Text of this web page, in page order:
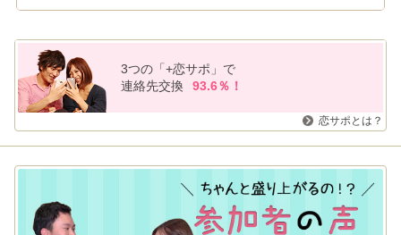
3つの「+恋サポ」で
連絡先交換
93.6％！
恋サポとは？